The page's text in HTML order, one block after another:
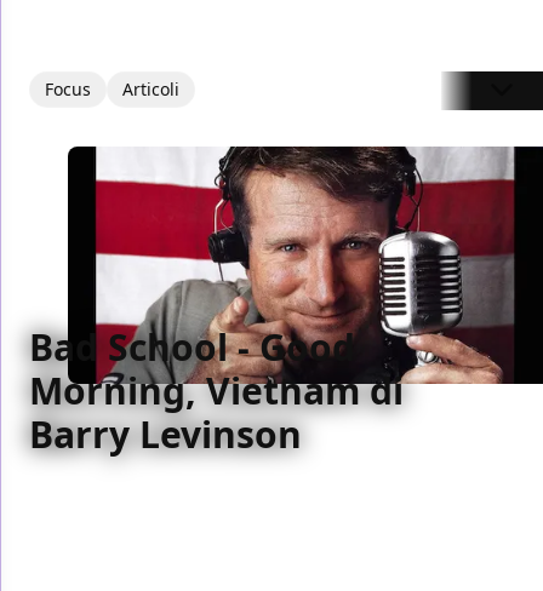
Focus Articoli
Bad School - Good
Morning, Vietnam di
Barry Levinson